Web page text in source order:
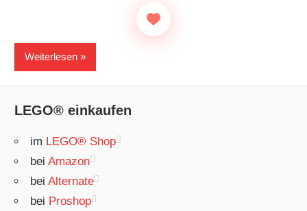
Weiterlesen
LEGO® einkaufen
im LEGO® Shop
beiAmazon
beiAlternate
bei Proshop